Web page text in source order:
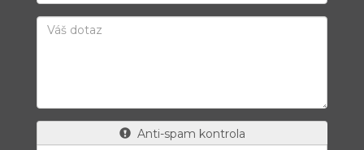
Anti-spam kontrola